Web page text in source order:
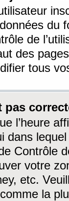
du
de
des
tous
pas
l’heure
dans
Contrôle
votre
etc.
la